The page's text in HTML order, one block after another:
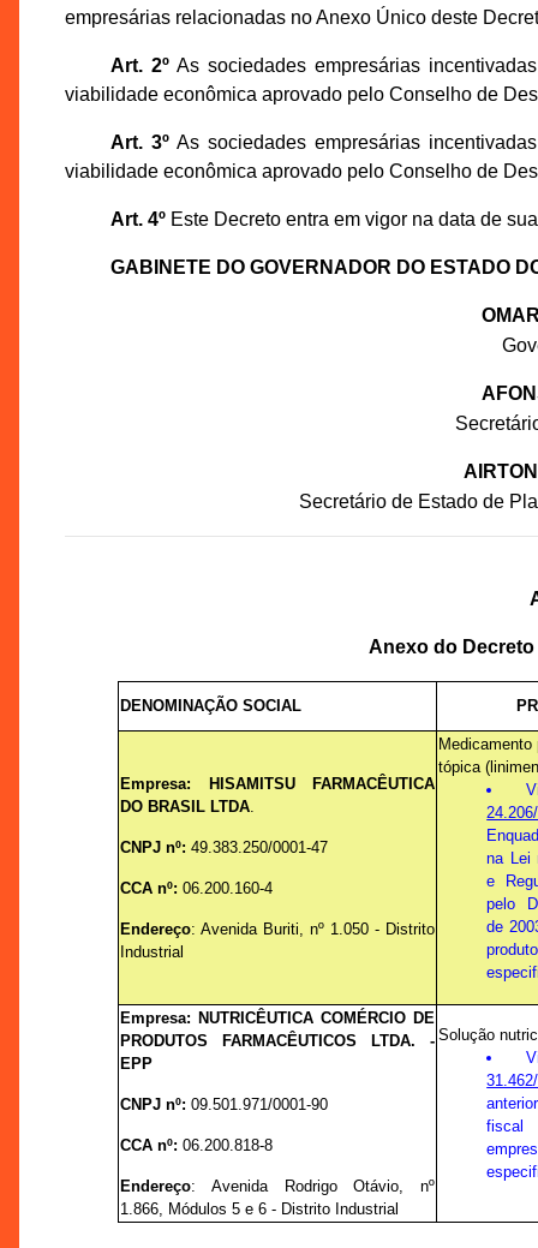
empresárias relacionadas no Anexo Único deste
Art. 2ºAs sociedades empresárias
viabilidade econômica aprovado pelo Conselho de
Art. 3ºAs sociedades empresárias
viabilidade econômica aprovado pelo Conselho de
Art. 4ºEste Decreto entra em vigor na data de
GABINETE DO GOVERNADOR DO ESTADO
Secretário de Estado de
Anexo do Decreto
DENOMINAÇÃO SOCIAL
Empresa:
HISAMITSU FARMACÊUTICA
DO BRASIL LTDA.
CNPJ nº:49.383.250/0001-47
CCA nº:06.200.160-4
Endereço: Avenida Buriti, nº 1.050 - Distrito
Industrial
tópica
na Lei
e
pelo
de
Empresa: NUTRICÊUTICA COMÉRCIO DE
PRODUTOS FARMACÊUTICOS LTDA. -
EPP
CNPJ nº:09.501.971/0001-90
CCA nº:06.200.818-8
Endereço: Avenida Rodrigo Otávio, nº
1.866, Módulos 5 e 6 - Distrito Industrial
Solução